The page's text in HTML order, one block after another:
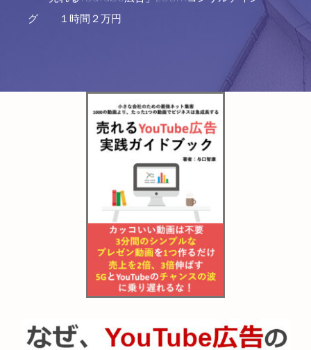
グ １時間２万円